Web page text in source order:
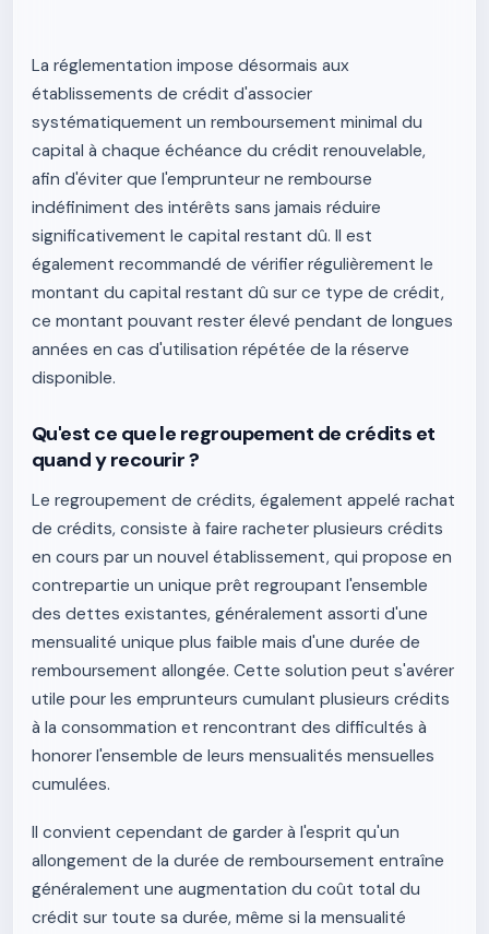
La réglementation impose désormais aux
établissements de crédit d'associer
systématiquement un remboursement minimal du
capital à chaque échéance du crédit renouvelable,
afin d'éviter que l'emprunteur ne rembourse
indéfiniment des intérêts sans jamais réduire
significativement le capital restant dû. Il est
également recommandé de vérifier régulièrement le
montant du capital restant dû sur ce type de crédit,
ce montant pouvant rester élevé pendant de longues
années en cas d'utilisation répétée de la réserve
disponible.
Qu'est ce que le regroupement de crédits et
quand y recourir ?
Le regroupement de crédits, également appelé rachat
de crédits, consiste à faire racheter plusieurs crédits
en cours par un nouvel établissement, qui propose en
contrepartie un unique prêt regroupant l'ensemble
des dettes existantes, généralement assorti d'une
mensualité unique plus faible mais d'une durée de
remboursement allongée. Cette solution peut s'avérer
utile pour les emprunteurs cumulant plusieurs crédits
à la consommation et rencontrant des difficultés à
honorer l'ensemble de leurs mensualités mensuelles
cumulées.
Il convient cependant de garder à l'esprit qu'un
allongement de la durée de remboursement entraîne
généralement une augmentation du coût total du
crédit sur toute sa durée, même si la mensualité